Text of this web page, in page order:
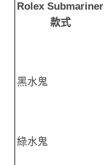
Rolex Submariner
款式
黑水鬼
綠水鬼